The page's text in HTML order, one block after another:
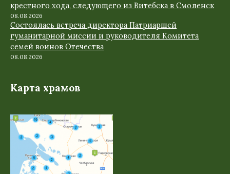
крестного хода, следующего из Витебска в Смоленск
08.08.2026
Состоялась встреча директора Патриаршей
гуманитарной миссии и руководителя Комитета
семей воинов Отечества
08.08.2026
Карта храмов